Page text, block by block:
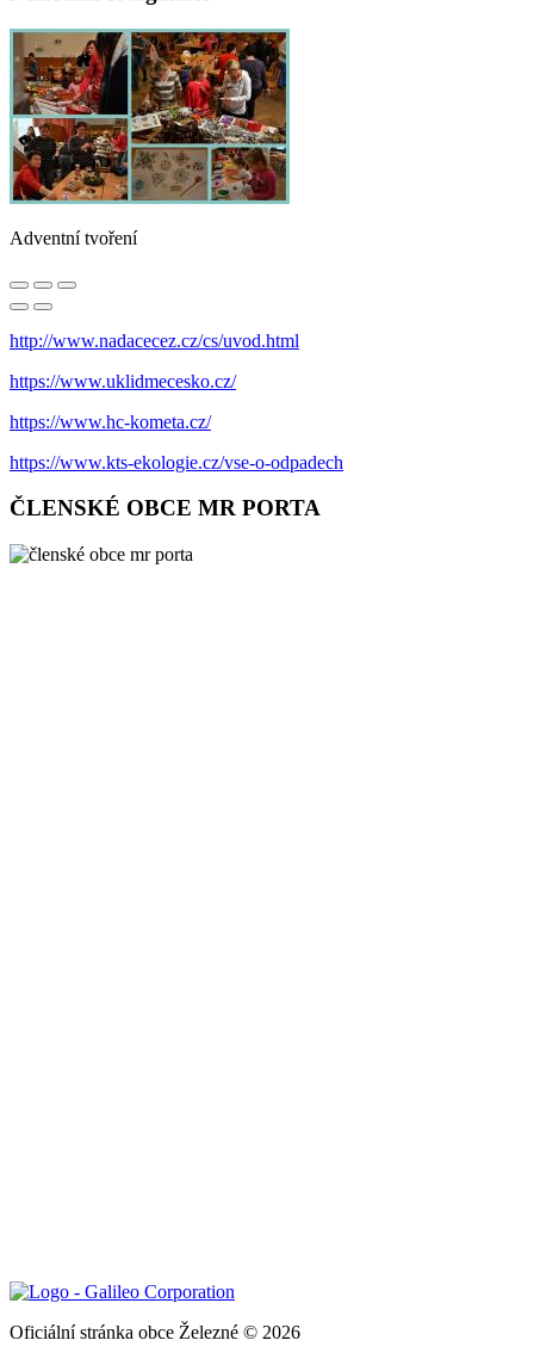
Adventní tvoření
http://www.nadacecez.cz/cs/uvod.html
https://www.uklidmecesko.cz/
https://www.hc-kometa.cz/
https://www.kts-ekologie.cz/vse-o-odpadech
ČLENSKÉ OBCE MR PORTA
Oficiální stránka obce Železné © 2026